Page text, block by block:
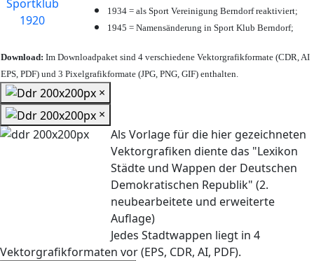
1934 = als Sport Vereinigung Berndorf reaktiviert;
1945 = Namensänderung in Sport Klub Berndorf;
Download: Im Downloadpaket sind 4 verschiedene Vektorgrafikformate (CDR, AI
EPS, PDF) und 3 Pixelgrafikformate (JPG, PNG, GIF) enthalten.
×
×
Als Vorlage für die hier gezeichneten
Vektorgrafiken diente das "Lexikon
Städte und Wappen der Deutschen
Demokratischen Republik" (2.
neubearbeitete und erweiterte
Auflage)
Jedes Stadtwappen liegt in 4
Vektorgrafikformaten vor (EPS, CDR, AI, PDF).